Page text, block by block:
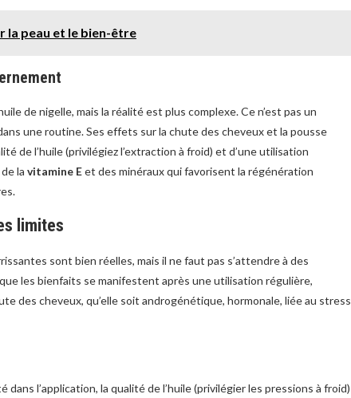
la peau et le bien-être
de nigelle, mais la réalité est plus complexe. Ce n’est pas un
une routine. Ses effets sur la chute des cheveux et la pousse
de l’huile (privilégiez l’extraction à froid) et d’une utilisation
de la vitamine Eet des minéraux qui favorisent la régénération
limites
sont bien réelles, mais il ne faut pas s’attendre à des
les bienfaits se manifestent après une utilisation régulière,
des cheveux, qu’elle soit androgénétique, hormonale, liée au stress
l’application, la qualité de l’huile (privilégier les pressions à froid)